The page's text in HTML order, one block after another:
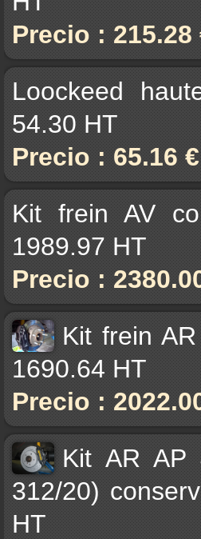
Precio : 215.28
Loockeed
54.30 HT
Precio : 65.16
Kit frein AV
1989.97 HT
Precio :
Kit frein
1690.64 HT
Precio :
Kit AR AP
312/20)
HT